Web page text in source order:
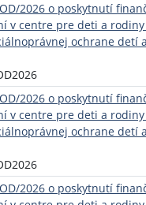
2026 o poskytnutí
v centre pre deti a
ochrane detí
2026 o poskytnutí
v centre pre deti a
ochrane detí
2026 o poskytnutí